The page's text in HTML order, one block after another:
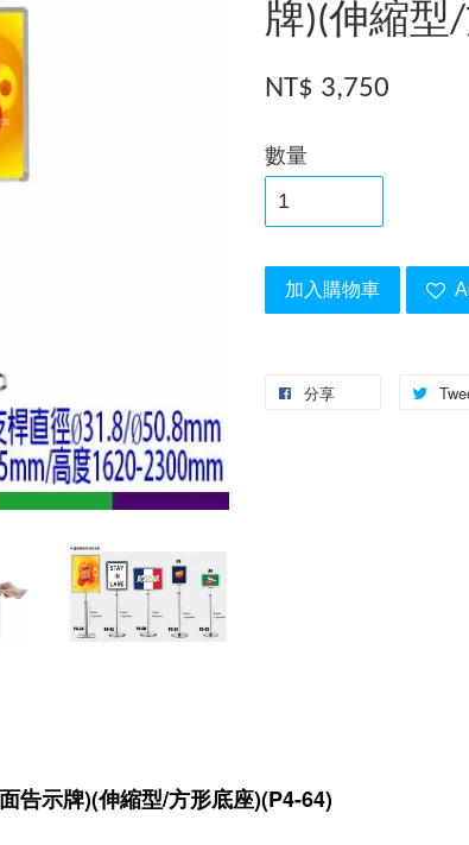
牌)(伸縮型
NT$ 3,750
數量
加入購物車
分享
告示牌)(伸縮型/方形底座)(P4-64)